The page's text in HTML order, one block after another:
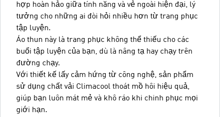
hợp hoàn hảo giữa tính năng và vẻ ngoài hiện đại, lý
tưởng cho những ai đòi hỏi nhiều hơn từ trang phục
tập luyện.
Áo thun này là trang phục không thể thiếu cho các
buổi tập luyện của bạn, dù là nâng tạ hay chạy trên
đường chạy.
Với thiết kế lấy cảm hứng từ công nghệ, sản phẩm
sử dụng chất vải Climacool thoát mồ hôi hiệu quả,
giúp bạn luôn mát mẻ và khô ráo khi chinh phục mọi
giới hạn.